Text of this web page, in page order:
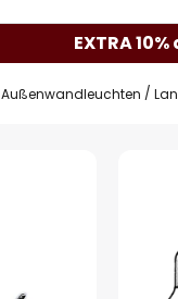
EXTRA
Außenwandleuchten